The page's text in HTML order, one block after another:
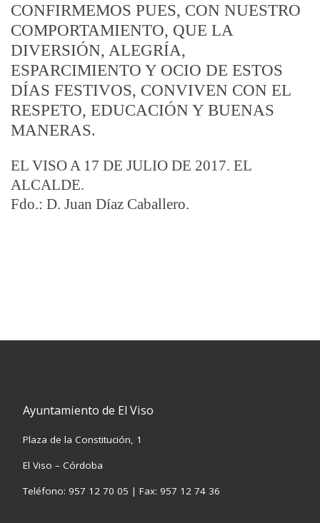
CONFIRMEMOS PUES, CON NUESTRO
COMPORTAMIENTO, QUE LA
DIVERSIÓN, ALEGRÍA,
ESPARCIMIENTO Y OCIO DE ESTOS
DÍAS FESTIVOS, CONVIVEN CON EL
RESPETO, EDUCACIÓN Y BUENAS
MANERAS.
EL VISO A 17 DE JULIO DE 2017. EL
ALCALDE.
Fdo.: D. Juan Díaz Caballero.
Ayuntamiento de El Viso
Plaza de la Constitución, 1
El Viso – Córdoba
Teléfono: 957 12 70 05 | Fax: 957 12 74 36